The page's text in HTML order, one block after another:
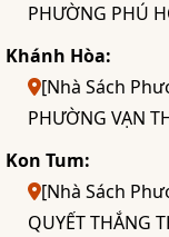
PHƯỜNG PHÚ
Khánh Hòa:
[Nhà Sách
PHƯỜNG VẠN
Kon Tum:
[Nhà Sách
QUYẾT THẮNG